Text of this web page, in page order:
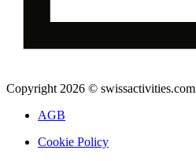
Copyright 2026 © swissactivities.com
AGB
Cookie Policy